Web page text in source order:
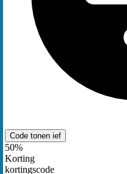
Code tonen ief
50%
Korting
kortingscode